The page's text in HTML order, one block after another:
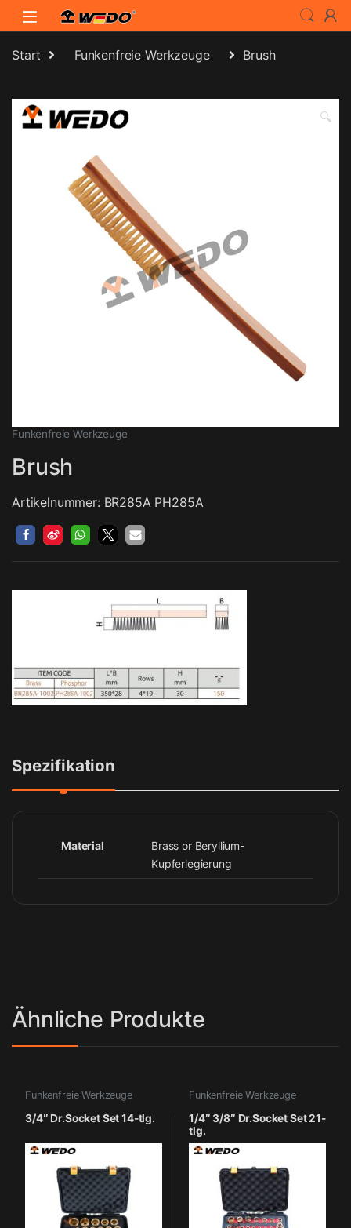
Skip to navigation
Skip to content
Start Funkenfreie Werkzeuge Brush
🔍
Funkenfreie Werkzeuge
Brush
Artikelnummer: BR285A PH285A
Spezifikation
Material
Brass or Beryllium-
Kupferlegierung
Ähnliche Produkte
Funkenfreie Werkzeuge
3/4″ Dr.Socket Set 14-tlg.
Funkenfreie Werkzeuge
1/4″ 3/8″ Dr.Socket Set 21-
tlg.